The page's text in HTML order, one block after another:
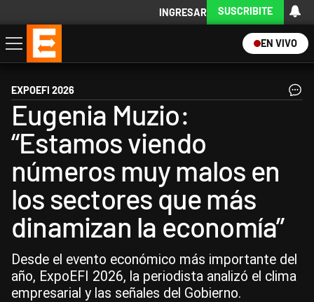
INGRESAR SUSCRIBITE
EN VIVO
Economía
Política
Internacional
Actualidad
Descargá la App
EXPOEFI 2026
Eugenia Muzio:
“Estamos viendo
números muy malos en
los sectores que más
dinamizan la economía”
Desde el evento económico más importante del
año, ExpoEFI 2026, la periodista analizó el clima
empresarial y las señales del Gobierno.